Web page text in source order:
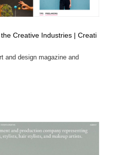
Creative Industries | Creati
and design magazine and